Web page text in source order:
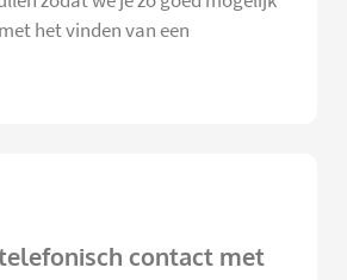
het vinden van een
contact met